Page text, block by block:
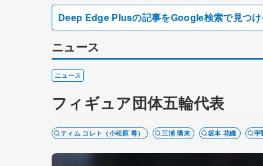
Deep Edge Plusの記事をGoogle検索で見つ
ニュース
ニュース
フィギュア団体五輪代表
ティム コレト（小松原 尊） 三浦 璃来 坂本 花織 宇